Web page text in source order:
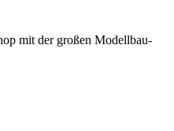
mit der großen Modellbau-